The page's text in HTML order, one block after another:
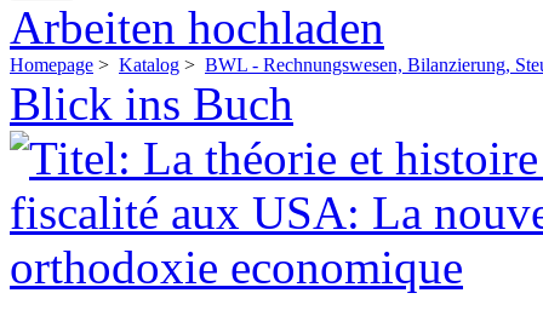
Arbeiten hochladen
Homepage > Katalog > BWL - Rechnungswesen, Bilanzierung,
Blick ins Buch